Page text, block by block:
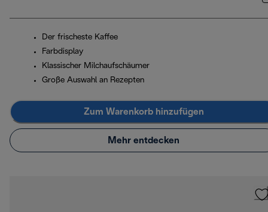
Der frischeste Kaffee
Farbdisplay
Klassischer Milchaufschäumer
Große Auswahl an Rezepten
Zum Warenkorb hinzufügen
Mehr entdecken